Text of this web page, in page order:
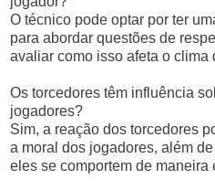
O técnico pode optar por ter
para abordar questões de
avaliar como isso afeta o clima
Os torcedores têm influência
jogadores?
Sim, a reação dos torcedores
a moral dos jogadores, além
eles se comportem de maneira